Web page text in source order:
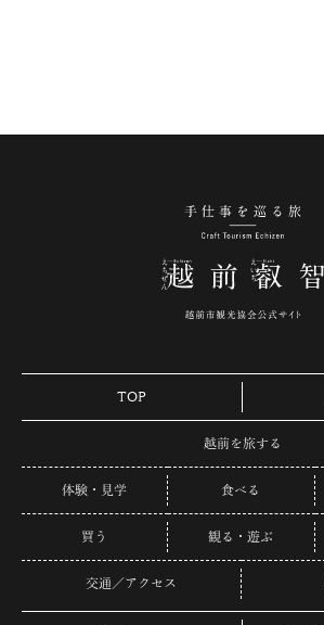
TOP
越前を旅する
体験・見学 食べる
買う 観る・遊ぶ
交通／アクセス